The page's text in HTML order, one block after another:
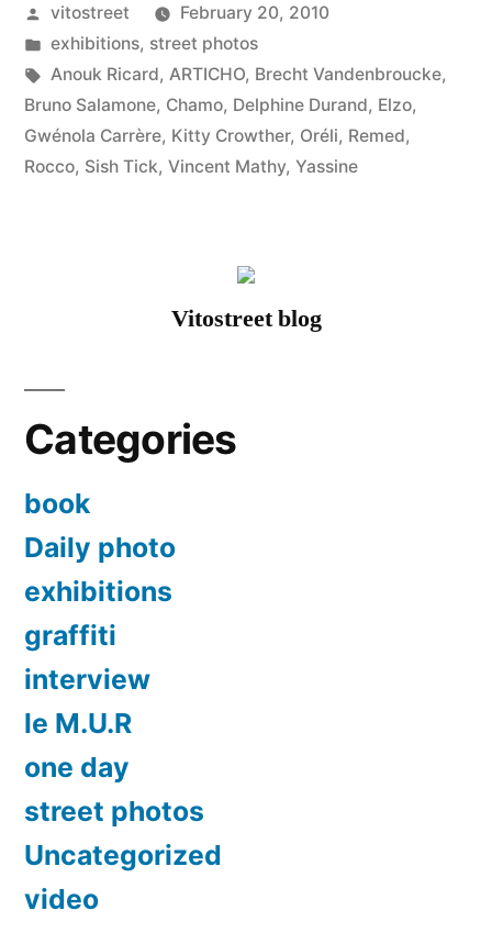
Rencontres
graphiques
Paris
–
Posted
by
vitostreet
February 20, 2010
Posted
in
exhibitions, street photos
Tags:
Anouk Ricard, ARTICHO, Brecht Vandenbroucke,
Bruno Salamone, Chamo, Delphine Durand, Elzo,
Gwénola Carrère, Kitty Crowther, Oréli, Remed,
Rocco, Sish Tick, Vincent Mathy, Yassine
Vitostreet blog
Categories
book
Daily photo
exhibitions
graffiti
interview
le M.U.R
one day
street photos
Uncategorized
video